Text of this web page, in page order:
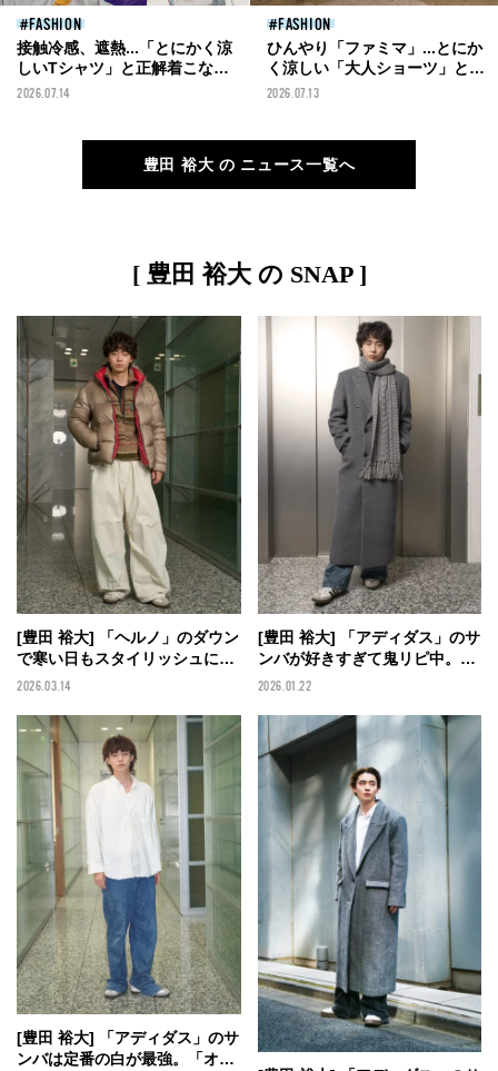
FASHION
接触冷感、遮熱...「とにかく涼
しいTシャツ」と正解着こなし
３選！１万円以下の機能名品
2026.07.14
FASHION
ひんやり「ファミマ」...とにか
く涼しい「大人ショーツ」と正
解着こなし５選！接触冷感、通
2026.07.13
豊田 裕大 の ニュース一覧へ
[ 豊田 裕大 の SNAP ]
[豊田 裕大] 「ヘルノ」のダウン
で寒い日もスタイリッシュに。
足元は愛用スニーカーの「アデ
ルの私服スナップ】
2026.03.14
[豊田 裕大] 「アディダス」のサ
ンバが好きすぎて鬼リピ中。父
にもらった「ディーゼル」のマ
いに暖かい！【メンズノンノモ
デルの私服スナップ】
2026.01.22
[豊田 裕大] 「アディダス」のサ
ンバは定番の白が最強。「オー